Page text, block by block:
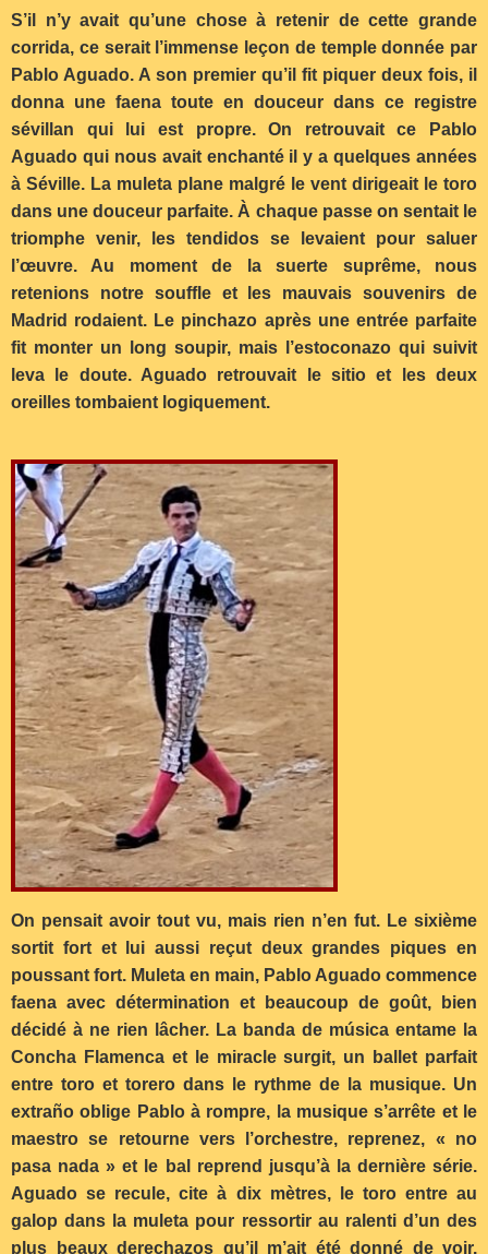
S’il n’y avait qu’une chose à retenir de cette grande
corrida, ce serait l’immense leçon de temple donnée par
Pablo Aguado. A son premier qu’il fit piquer deux fois, il
donna une faena toute en douceur dans ce registre
sévillan qui lui est propre. On retrouvait ce Pablo
Aguado qui nous avait enchanté il y a quelques années
à Séville. La muleta plane malgré le vent dirigeait le toro
dans une douceur parfaite. À chaque passe on sentait le
triomphe venir, les tendidos se levaient pour saluer
l’œuvre. Au moment de la suerte suprême, nous
retenions notre souffle et les mauvais souvenirs de
Madrid rodaient. Le pinchazo après une entrée parfaite
fit monter un long soupir, mais l’estoconazo qui suivit
leva le doute. Aguado retrouvait le sitio et les deux
oreilles tombaient logiquement.
On pensait avoir tout vu, mais rien n’en fut. Le sixième
sortit fort et lui aussi reçut deux grandes piques en
poussant fort. Muleta en main, Pablo Aguado commence
faena avec détermination et beaucoup de goût, bien
décidé à ne rien lâcher. La banda de música entame la
Concha Flamenca et le miracle surgit, un ballet parfait
entre toro et torero dans le rythme de la musique. Un
extraño oblige Pablo à rompre, la musique s’arrête et le
maestro se retourne vers l’orchestre, reprenez, « no
pasa nada » et le bal reprend jusqu’à la dernière série.
Aguado se recule, cite à dix mètres, le toro entre au
galop dans la muleta pour ressortir au ralenti d’un des
plus beaux derechazos qu’il m’ait été donné de voir.